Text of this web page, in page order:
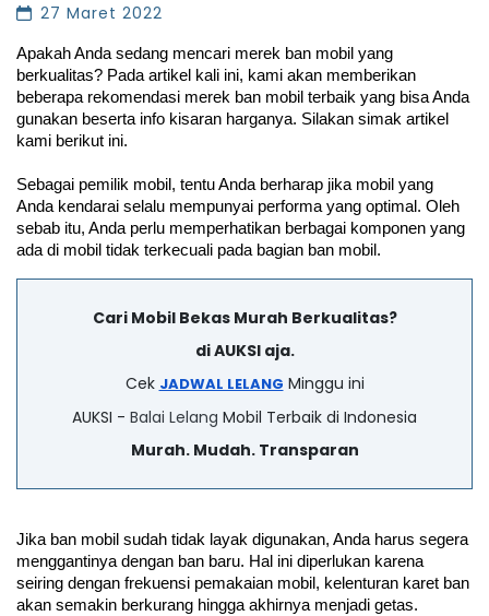
27 Maret 2022
Apakah Anda sedang mencari merek ban mobil yang
berkualitas? Pada artikel kali ini, kami akan memberikan
beberapa rekomendasi merek ban mobil terbaik yang bisa Anda
gunakan beserta info kisaran harganya. Silakan simak artikel
kami berikut ini.
Sebagai pemilik mobil, tentu Anda berharap jika mobil yang
Anda kendarai selalu mempunyai performa yang optimal. Oleh
sebab itu, Anda perlu memperhatikan berbagai komponen yang
ada di mobil tidak terkecuali pada bagian ban mobil.
Cari Mobil Bekas Murah Berkualitas?
di AUKSI aja.
Cek JADWAL LELANG Minggu ini
AUKSI - Balai Lelang Mobil Terbaik di Indonesia
Murah. Mudah. Transparan
Jika ban mobil sudah tidak layak digunakan, Anda harus segera
menggantinya dengan ban baru. Hal ini diperlukan karena
seiring dengan frekuensi pemakaian mobil, kelenturan karet ban
akan semakin berkurang hingga akhirnya menjadi getas.